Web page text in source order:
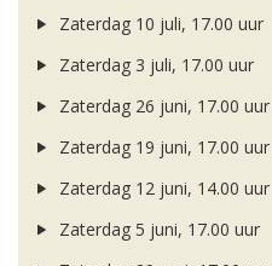
Zaterdag 10 juli, 17.00 uur
Zaterdag 3 juli, 17.00 uur
Zaterdag 26 juni, 17.00 uur
Zaterdag 19 juni, 17.00 uur
Zaterdag 12 juni, 14.00 uur
Zaterdag 5 juni, 17.00 uur